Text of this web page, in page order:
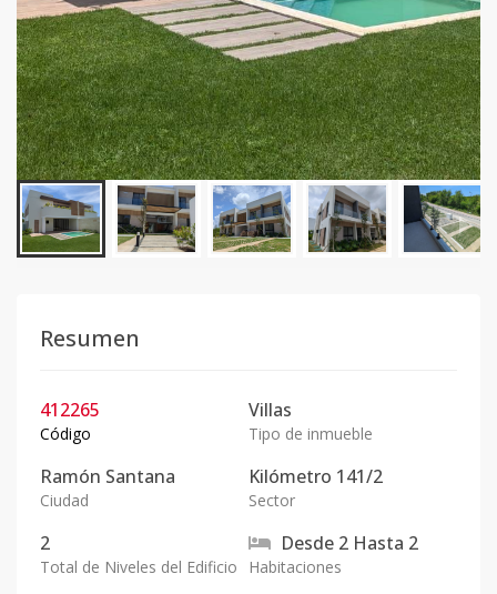
Resumen
412265
Código
Villas
Tipo de inmueble
Ramón Santana
Ciudad
Kilómetro 141/2
Sector
2
Total de Niveles del Edificio
Desde 2 Hasta 2
Habitaciones